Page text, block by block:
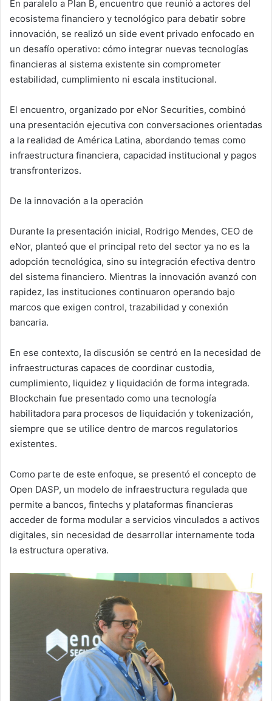
En paralelo a Plan B, encuentro que reunió a actores del
ecosistema financiero y tecnológico para debatir sobre
innovación, se realizó un side event privado enfocado en
un desafío operativo: cómo integrar nuevas tecnologías
financieras al sistema existente sin comprometer
estabilidad, cumplimiento ni escala institucional.
El encuentro, organizado por eNor Securities, combinó
una presentación ejecutiva con conversaciones orientadas
a la realidad de América Latina, abordando temas como
infraestructura financiera, capacidad institucional y pagos
transfronterizos.
De la innovación a la operación
Durante la presentación inicial, Rodrigo Mendes, CEO de
eNor, planteó que el principal reto del sector ya no es la
adopción tecnológica, sino su integración efectiva dentro
del sistema financiero. Mientras la innovación avanzó con
rapidez, las instituciones continuaron operando bajo
marcos que exigen control, trazabilidad y conexión
bancaria.
En ese contexto, la discusión se centró en la necesidad de
infraestructuras capaces de coordinar custodia,
cumplimiento, liquidez y liquidación de forma integrada.
Blockchain fue presentado como una tecnología
habilitadora para procesos de liquidación y tokenización,
siempre que se utilice dentro de marcos regulatorios
existentes.
Como parte de este enfoque, se presentó el concepto de
Open DASP, un modelo de infraestructura regulada que
permite a bancos, fintechs y plataformas financieras
acceder de forma modular a servicios vinculados a activos
digitales, sin necesidad de desarrollar internamente toda
la estructura operativa.